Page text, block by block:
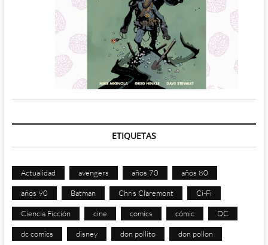
ETIQUETAS
Actualidad avengers años 70 años 80
años 90 Batman Chris Claremont Ci-Fi
Ciencia Ficción cine comics cómic DC
dc comics disney don pollito don pollon